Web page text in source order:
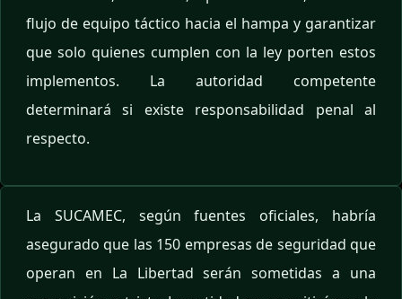
flujo de equipo táctico hacia el hampa y garantizar
que solo quienes cumplen con la ley porten estos
implementos. La autoridad competente
determinará si existe responsabilidad penal al
respecto.
La SUCAMEC, según fuentes oficiales, habría
asegurado que las 150 empresas de seguridad que
operan en La Libertad serán sometidas a una